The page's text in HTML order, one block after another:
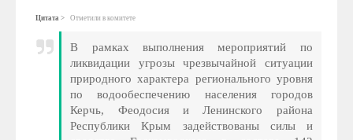
Цитата Отметили в комитете
В рамках выполнения мероприятий по
ликвидации угрозы чрезвычайной ситуации
природного характера регионального уровня
по водообеспечению населения городов
Керчь, Феодосия и Ленинского района
Республики Крым задействованы силы и